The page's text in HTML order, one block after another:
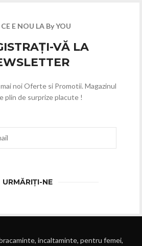
E NOU LA By YOU
VĂ LA
noi Oferte si Promotii. Magazinul
plin de surprize placute !
URMĂRIȚI-NE
incaltaminte, pentru femei,